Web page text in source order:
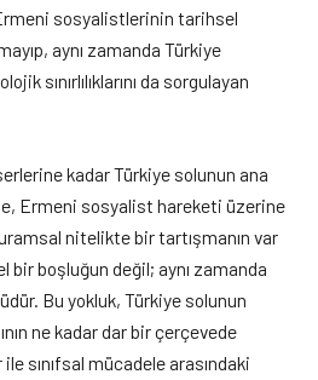
sosyalistlerinin tarihsel
aynı zamanda Türkiye
sınırlılıklarını da sorgulayan
kadar Türkiye solunun ana
Ermeni sosyalist hareketi üzerine
nitelikte bir tartışmanın var
bir boşluğun değil; aynı zamanda
Bu yokluk, Türkiye solunun
ne kadar dar bir çerçevede
ile sınıfsal mücadele arasındaki